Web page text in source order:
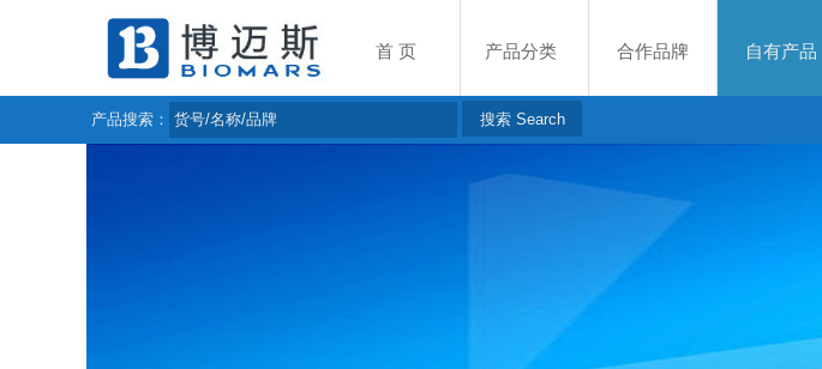
首 页 产品分类 合作品牌 自有产品
产品搜索：